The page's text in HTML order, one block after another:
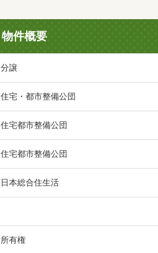
物件概要
分譲
住宅・都市整備公団
住宅都市整備公団
住宅都市整備公団
日本総合住生活
所有権